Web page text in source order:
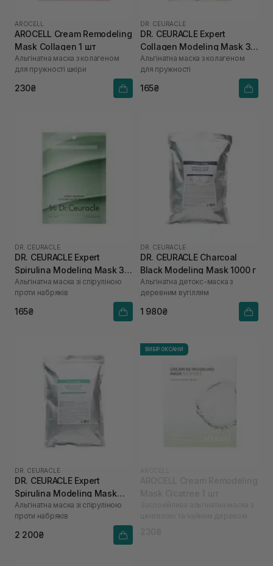
AROCELL
AROCELL Cream Remodeling
Mask Collagen 1 шт
Альгінатна маска з колагеном
для пружності шкіри
230₴
DR. CEURACLE
DR. CEURACLE Expert
Collagen Modeling Mask 30
гАльгінатна маска з колагеном
для пружності
165₴
DR. CEURACLE
DR. CEURACLE Expert
Spirulina Modeling Mask 30
гАльгінатна маска зі спіруліною
проти набряків
165₴
DR. CEURACLE
DR. CEURACLE Charcoal
Black Modeling Mask 1000 г
Альгінатна детокс-маска з
деревним вугіллям
1 980₴
DR. CEURACLE
DR. CEURACLE Expert
Spirulina Modeling Mask
1000 г
Альгінатна маска зі спіруліною
проти набряків
2 200₴
ВИБІР ОКСАНИ